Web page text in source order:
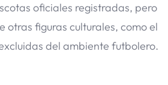
oficiales registradas, pero
otras figuras culturales, como el
del ambiente futbolero.